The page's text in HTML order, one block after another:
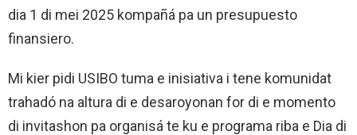
dia 1 di mei 2025 kompañá pa un presupuesto
finansiero.
Mi kier pidi USIBO tuma e inisiativa i tene komunidat
trahadó na altura di e desaroyonan for di e momento
di invitashon pa organisá te ku e programa riba e Dia di